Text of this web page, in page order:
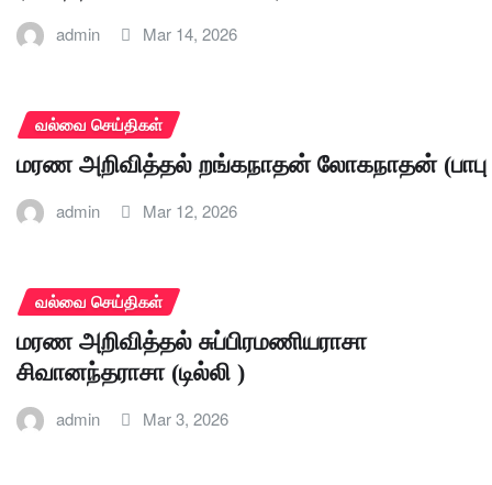
admin Mar 14, 2026
வல்வை செய்திகள்
மரண அறிவித்தல் றங்கநாதன் லோகநாதன் (பாபு
admin Mar 12, 2026
வல்வை செய்திகள்
மரண அறிவித்தல் சுப்பிரமணியராசா
சிவானந்தராசா (டில்லி )
admin Mar 3, 2026